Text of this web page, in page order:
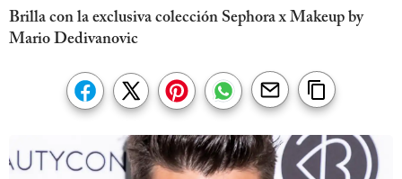
Brilla con la exclusiva colección Sephora x Makeup by
Mario Dedivanovic